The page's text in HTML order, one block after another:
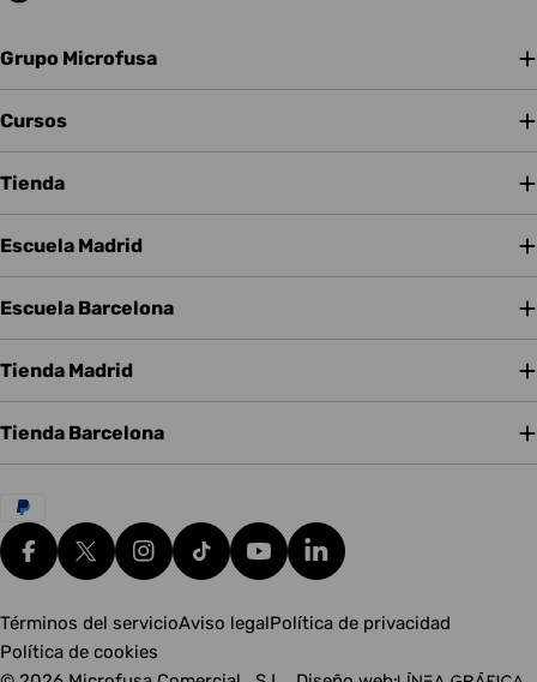
Grupo Microfusa
Cursos
Tienda
Escuela Madrid
Escuela Barcelona
Tienda Madrid
Tienda Barcelona
Métodos
de
pagoFacebookX (Twitter)Instagram
tiktok YouTubeTranslation missing:
Términos del servicioAviso legalPolítica de privacidad
Política de cookies